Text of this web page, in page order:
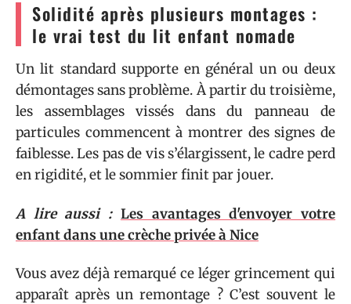
Solidité après plusieurs montages :
le vrai test du lit enfant nomade
Un lit standard supporte en général un ou deux
démontages sans problème. À partir du troisième,
les assemblages vissés dans du panneau de
particules commencent à montrer des signes de
faiblesse. Les pas de vis s’élargissent, le cadre perd
en rigidité, et le sommier finit par jouer.
A lire aussi : Les avantages d'envoyer votre
enfant dans une crèche privée à Nice
Vous avez déjà remarqué ce léger grincement qui
apparaît après un remontage ? C’est souvent le